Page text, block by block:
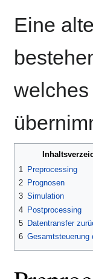
Eine
1
Preprocessing
2 Prognosen
3 Simulation
4 Postprocessing
5 Datentransfer
6 Gesamtsteuerung